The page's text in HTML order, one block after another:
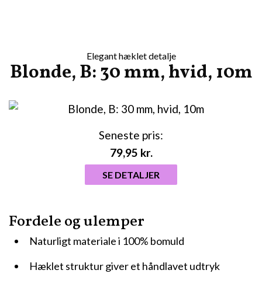
Elegant hæklet detalje
Blonde, B: 30 mm, hvid, 10m
Fordele og ulemper
Naturligt materiale i 100% bomuld
Hæklet struktur giver et håndlavet udtryk
Seneste pris:
79,95 kr.
SE DETALJER